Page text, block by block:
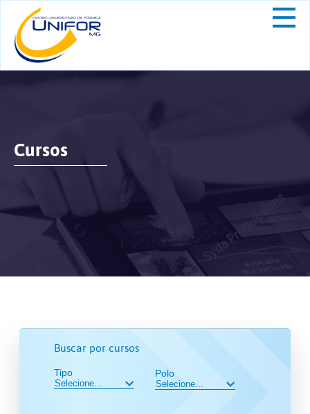
Cursos
Buscar por cursos
Tipo Polo